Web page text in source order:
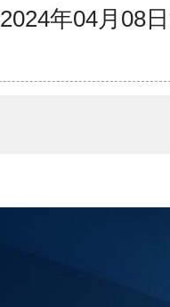
2024年04月08